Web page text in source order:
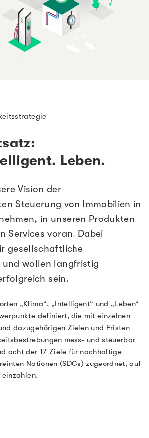
Leben.
Vision der
Steuerung von Immobilien in
in unseren Produkten
Services voran. Dabei
gesellschaftliche
wollen langfristig
sein.
„Klima“, „Intelligent“ und „Leben“
definiert, die mit einzelnen
dazugehörigen Zielen und Fristen
mess- und steuerbar
acht der 17 Ziele für nachhaltige
Nationen (SDGs) zugeordnet, auf